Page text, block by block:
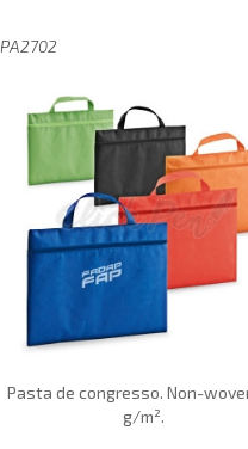
PA2702
Pasta de congresso. Non-
g/m².